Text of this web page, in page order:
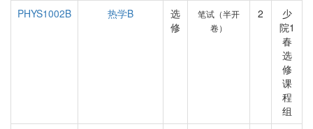
PHYS1002B
热学B
选
修
笔试（半开
卷）
2
少
院1
春
选
修
课
程
组